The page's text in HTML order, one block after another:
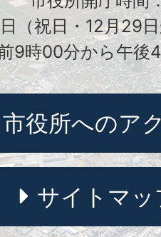
（祝日・12月29
9時00分から午後
市役所へのア
サイトマッ